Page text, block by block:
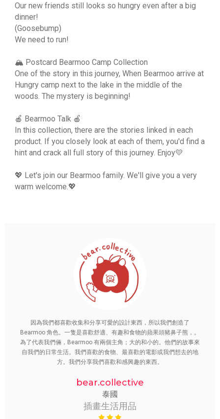
Our new friends still looks so hungry even after a big
dinner!
(Goosebump)
We need to run!
🏔 Postcard Bearmoo Camp Collection
One of the story in this journey, When Bearmoo arrive at
Hungry camp next to the lake in the middle of the
woods. The mystery is beginning!
🍎 Bearmoo Talk 🍎
In this collection, there are the stories linked in each
product. If you closely look at each of them, you'd find a
hint and crack all full story of this journey. Enjoy💛
💖 Let's join our Bearmoo family. We'll give you a very
warm welcome.💖
因為我們都喜歡收集和分享可愛的設計東西，所以我們創造了
Bearmoo 角色。一隻是喜歡舒適、有趣和食物的蘋果頭豬鼻子熊，。
為了代表我們倆，Bearmoo 有兩個主角；大的和小的。他們的故事來
自我們的日常生活。我們喜歡的食物、最喜歡的電影或我們想去的地
方。我們分享我們喜歡和感興趣的東西。
bear.collective
泰國
插畫生活用品